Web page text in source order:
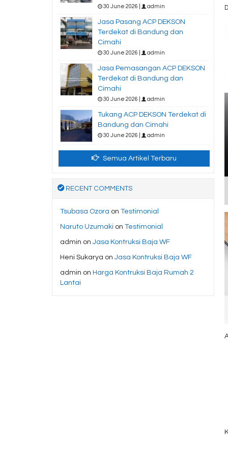
30 June 2026 | admin
Jasa Pasang ACP DEKSON
Terdekat di Bandung dan
Cimahi
30 June 2026 | admin
Jasa Pemasangan ACP DEKSON
Terdekat di Bandung dan
Cimahi
30 June 2026 | admin
Tukang ACP DEKSON Terdekat di
Bandung dan Cimahi
30 June 2026 | admin
Semua Artikel Terbaru
RECENT COMMENTS
Tsubasa Ozora on Testimonial
Naruto Uzumaki on Testimonial
admin on Jasa Kontruksi Baja WF
Heni Sukarya on Jasa Kontruksi Baja WF
admin on Harga Kontruksi Baja Rumah 2
Lantai